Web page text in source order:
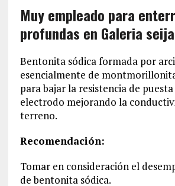
Muy empleado para
profundas en Galeria
Bentonita sódica formada por
esencialmente de
para bajar la resistencia de
electrodo mejorando la
terreno.
Recomendación:
Tomar en consideración el
de bentonita sódica.